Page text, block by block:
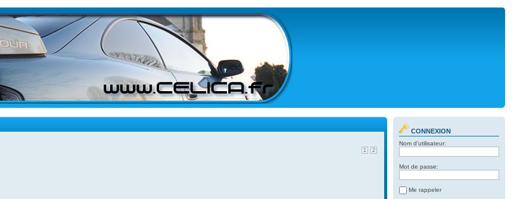
1 2
CONNEXION
Nom d’utilisateur:
Mot de passe:
Me rappeler